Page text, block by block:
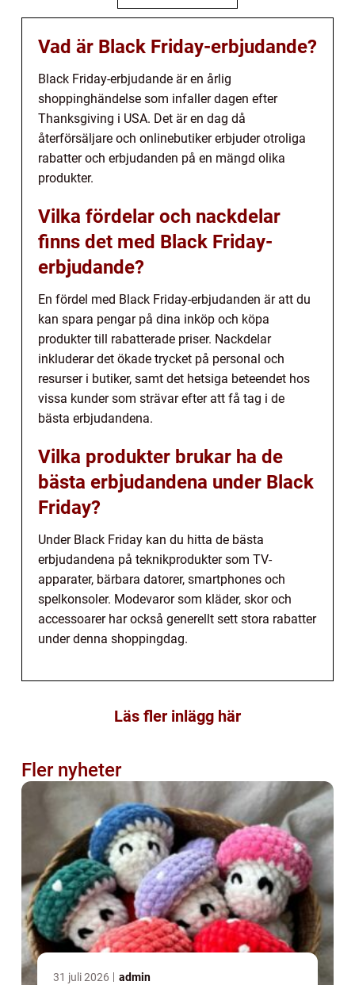
Vad är Black Friday-erbjudande?
Black Friday-erbjudande är en årlig
shoppinghändelse som infaller dagen efter
Thanksgiving i USA. Det är en dag då
återförsäljare och onlinebutiker erbjuder otroliga
rabatter och erbjudanden på en mängd olika
produkter.
Vilka fördelar och nackdelar
finns det med Black Friday-
erbjudande?
En fördel med Black Friday-erbjudanden är att du
kan spara pengar på dina inköp och köpa
produkter till rabatterade priser. Nackdelar
inkluderar det ökade trycket på personal och
resurser i butiker, samt det hetsiga beteendet hos
vissa kunder som strävar efter att få tag i de
bästa erbjudandena.
Vilka produkter brukar ha de
bästa erbjudandena under Black
Friday?
Under Black Friday kan du hitta de bästa
erbjudandena på teknikprodukter som TV-
apparater, bärbara datorer, smartphones och
spelkonsoler. Modevaror som kläder, skor och
accessoarer har också generellt sett stora rabatter
under denna shoppingdag.
Läs fler inlägg här
Fler nyheter
31 juli 2026 admin